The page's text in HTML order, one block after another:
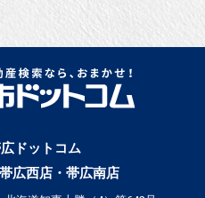
ドットコム
広西店・帯広南店